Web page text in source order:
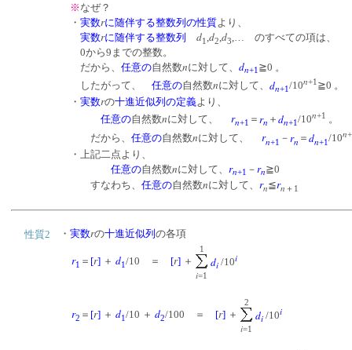
※ なぜ？
・ 実数rに随伴する整数列の性質より、
実数rに随伴する整数列 d1 d2 d3
,… のすべての項は、
0から9までの整数。
だから、 任意の自然数nに対して、 dn+1 ≧0 。
したがって、 任意の自然数nに対して、 dn+1 /10n+1 ≧0 。
・ 実数rの十進近似列の定義より、
任意の自然数nに対して、 rn+1 ＝ rn ＋ dn+1/10n+1 。
だから、 任意の自然数nに対して、 rn+1 － rn ＝ dn+1/10n
・上記二点より、
任意の自然数nに対して、 rn+1 － rn≧0
すなわち、 任意の自然数nに対して、 rn≦rn ＋1
性質2 ・ 実数rの十進近似列 の各項
1
di /10i
r1 ＝ [r] ＋ d1/10 ＝ [r] ＋
i=1
2
di /10i
r2 ＝ [r] ＋ d1/10 ＋ d2/100 ＝ [r] ＋
i=1